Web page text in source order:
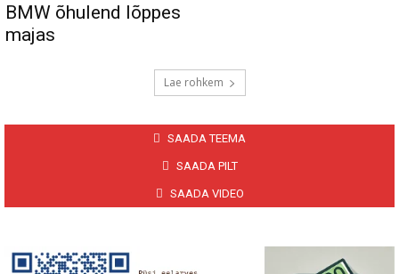
BMW õhulend lõppes
majas
Lae rohkem
SAADA TEEMA
SAADA PILT
SAADA VIDEO